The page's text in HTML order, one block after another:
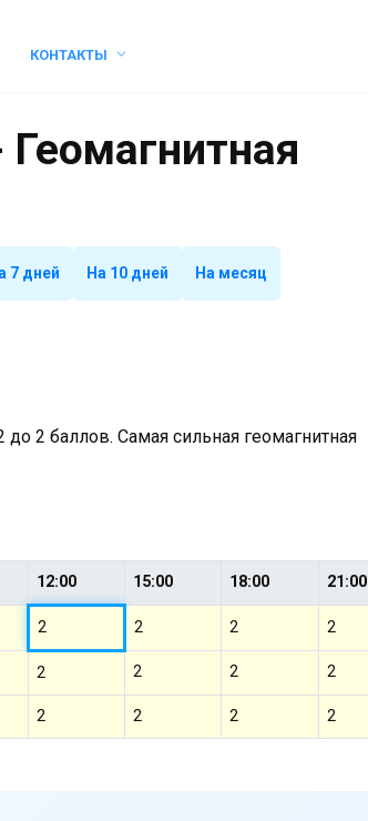
КОНТАКТЫ
7 дней На 10 дней На месяц
до 2 баллов. Самая сильная геомагнитная
12:00 15:00 18:00 21:00
2 2 2 2
2 2 2 2
2 2 2 2